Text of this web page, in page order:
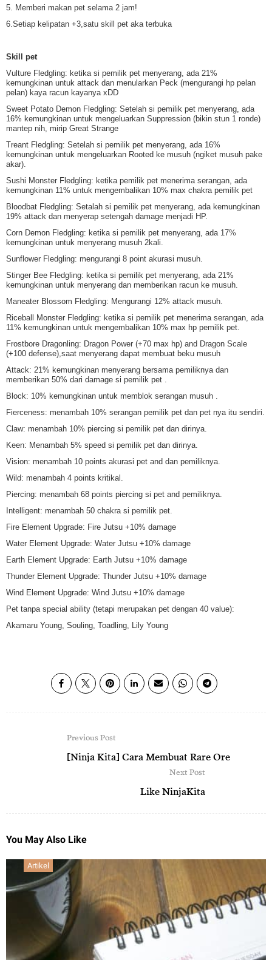
5. Memberi makan pet selama 2 jam!
6.Setiap kelipatan +3,satu skill pet aka terbuka
Skill pet
Vulture Fledgling: ketika si pemilik pet menyerang, ada 21%
kemungkinan untuk attack dan menularkan Peck (mengurangi hp pelan
pelan) kaya racun kayanya xDD
Sweet Potato Demon Fledgling: Setelah si pemilik pet menyerang, ada
16% kemungkinan untuk mengeluarkan Suppression (bikin stun 1 ronde)
mantep nih, mirip Great Strange
Treant Fledgling: Setelah si pemilik pet menyerang, ada 16%
kemungkinan untuk mengeluarkan Rooted ke musuh (ngiket musuh pake
akar).
Sushi Monster Fledgling: ketika pemilik pet menerima serangan, ada
kemungkinan 11% untuk mengembalikan 10% max chakra pemilik pet
Bloodbat Fledgling: Setalah si pemilik pet menyerang, ada kemungkinan
19% attack dan menyerap setengah damage menjadi HP.
Corn Demon Fledgling: ketika si pemilik pet menyerang, ada 17%
kemungkinan untuk menyerang musuh 2kali.
Sunflower Fledgling: mengurangi 8 point akurasi musuh.
Stinger Bee Fledgling: ketika si pemilik pet menyerang, ada 21%
kemungkinan untuk menyerang dan memberikan racun ke musuh.
Maneater Blossom Fledgling: Mengurangi 12% attack musuh.
Riceball Monster Fledgling: ketika si pemilik pet menerima serangan, ada
11% kemungkinan untuk mengembalikan 10% max hp pemilik pet.
Frostbore Dragonling: Dragon Power (+70 max hp) and Dragon Scale
(+100 defense),saat menyerang dapat membuat beku musuh
Attack: 21% kemungkinan menyerang bersama pemiliknya dan
memberikan 50% dari damage si pemilik pet .
Block: 10% kemungkinan untuk memblok serangan musuh .
Fierceness: menambah 10% serangan pemilik pet dan pet nya itu sendiri.
Claw: menambah 10% piercing si pemilik pet dan dirinya.
Keen: Menambah 5% speed si pemilik pet dan dirinya.
Vision: menambah 10 points akurasi pet and dan pemiliknya.
Wild: menambah 4 points kritikal.
Piercing: menambah 68 points piercing si pet and pemiliknya.
Intelligent: menambah 50 chakra si pemilik pet.
Fire Element Upgrade: Fire Jutsu +10% damage
Water Element Upgrade: Water Jutsu +10% damage
Earth Element Upgrade: Earth Jutsu +10% damage
Thunder Element Upgrade: Thunder Jutsu +10% damage
Wind Element Upgrade: Wind Jutsu +10% damage
Pet tanpa special ability (tetapi merupakan pet dengan 40 value):
Akamaru Young, Souling, Toadling, Lily Young
Previous Post
[Ninja Kita] Cara Membuat Rare Ore
Next Post
Like NinjaKita
You May Also Like
Artikel